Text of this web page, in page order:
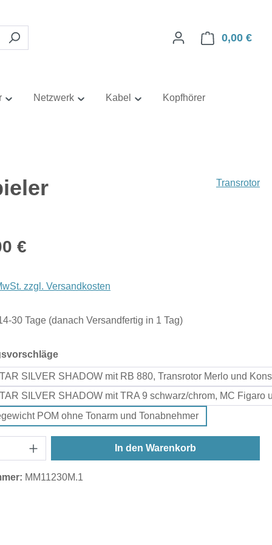
0,00 €
Netzwerk Kabel Kopfhörer
Transrotor
€
zzgl. Versandkosten
30 Tage (danach Versandfertig in 1 Tag)
auswählen
SILVER SHADOW mit RB 880, Transrotor Merlo und
SILVER SHADOW mit TRA 9 schwarz/chrom, MC Figaro
POM ohne Tonarm und Tonabnehmer
In den Warenkorb
MM11230M.1